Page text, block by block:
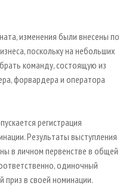
изменения были внесены по
поскольку на небольших
команду, состоящую из
форвардера и оператора
регистрация
Результаты выступления
в личном первенстве в общей
одиночный
приз в своей номинации.